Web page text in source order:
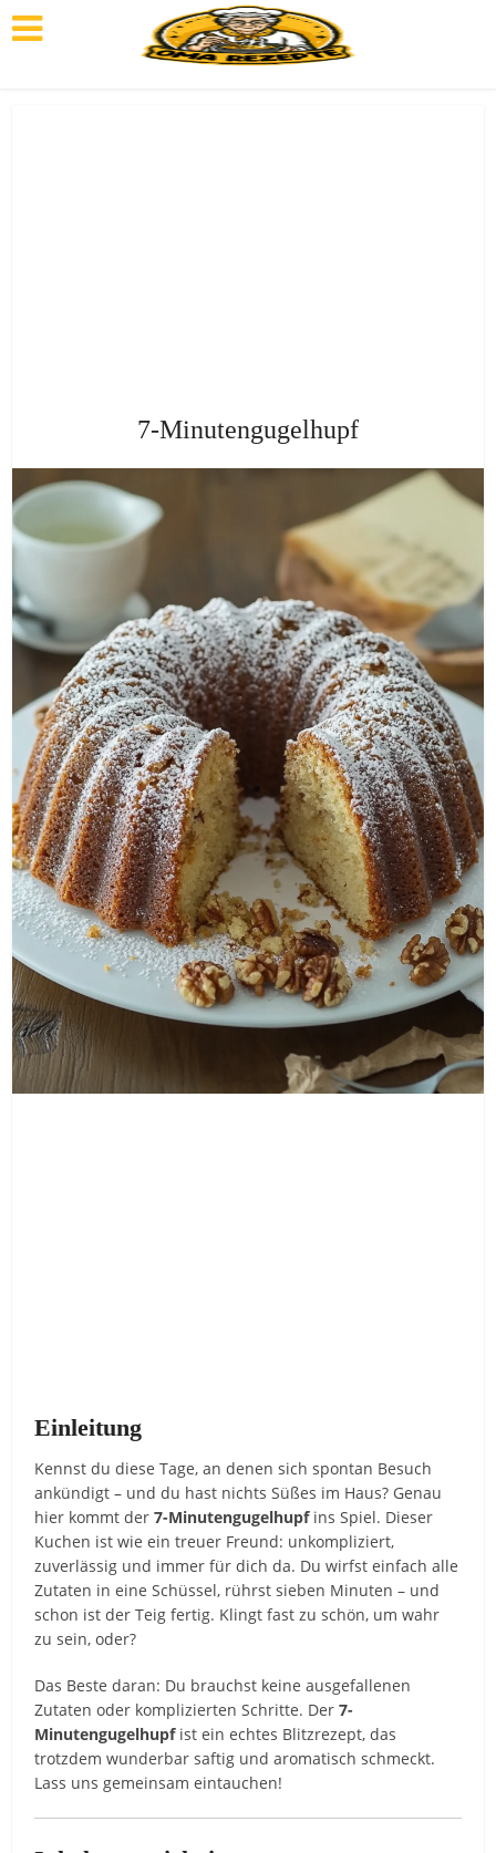
7-Minutengugelhupf
Einleitung
Kennst du diese Tage, an denen sich spontan Besuch
ankündigt – und du hast nichts Süßes im Haus? Genau
hier kommt der7-Minutengugelhupfins Spiel. Dieser
Kuchen ist wie ein treuer Freund: unkompliziert,
zuverlässig und immer für dich da. Du wirfst einfach alle
Zutaten in eine Schüssel, rührst sieben Minuten – und
schon ist der Teig fertig. Klingt fast zu schön, um wahr
zu sein, oder?
Das Beste daran: Du brauchst keine ausgefallenen
Zutaten oder komplizierten Schritte. Der7-
Minutengugelhupfist ein echtes Blitzrezept, das
trotzdem wunderbar saftig und aromatisch schmeckt.
Lass uns gemeinsam eintauchen!